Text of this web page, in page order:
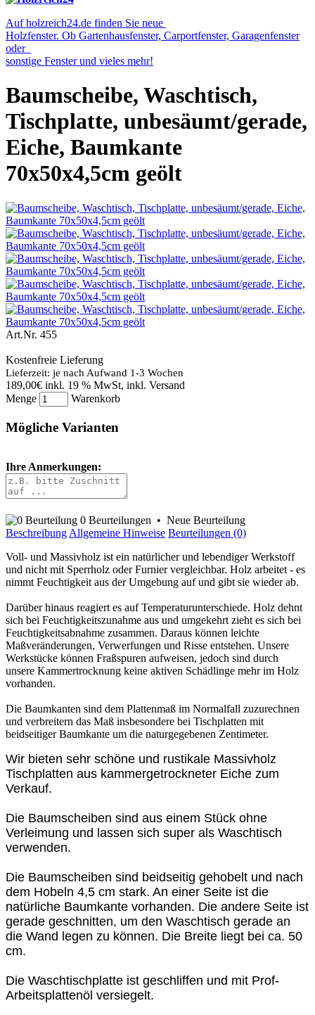
Auf holzreich24.de finden Sie neue
Holzfenster. Ob Gartenhausfenster, Carportfenster, Garagenfenster
oder
sonstige Fenster und vieles mehr!
Baumscheibe, Waschtisch,
Tischplatte, unbesäumt/gerade,
Eiche, Baumkante
70x50x4,5cm geölt
Art.Nr. 455
Kostenfreie Lieferung
Lieferzeit: je nach Aufwand 1-3 Wochen
189,00€ inkl. 19 % MwSt, inkl. Versand
Menge
Warenkorb
Mögliche Varianten
Ihre Anmerkungen:
0 Beurteilungen • Neue Beurteilung
Beschreibung Allgemeine Hinweise Beurteilungen (0)
Voll- und Massivholz ist ein natürlicher und lebendiger Werkstoff
und nicht mit Sperrholz oder Furnier vergleichbar. Holz arbeitet - es
nimmt Feuchtigkeit aus der Umgebung auf und gibt sie wieder ab.
Darüber hinaus reagiert es auf Temperaturunterschiede. Holz dehnt
sich bei Feuchtigkeitszunahme aus und umgekehrt zieht es sich bei
Feuchtigkeitsabnahme zusammen. Daraus können leichte
Maßveränderungen, Verwerfungen und Risse entstehen. Unsere
Werkstücke können Fraßspuren aufweisen, jedoch sind durch
unsere Kammertrocknung keine aktiven Schädlinge mehr im Holz
vorhanden.
Die Baumkanten sind dem Plattenmaß im Normalfall zuzurechnen
und verbreitern das Maß insbesondere bei Tischplatten mit
beidseitiger Baumkante um die naturgegebenen Zentimeter.
Wir bieten sehr schöne und rustikale Massivholz
Tischplatten aus kammergetrockneter Eiche zum
Verkauf.
Die Baumscheiben sind aus einem Stück ohne
Verleimung und lassen sich super als Waschtisch
verwenden.
Die Baumscheiben sind beidseitig gehobelt und nach
dem Hobeln 4,5 cm stark. An einer Seite ist die
natürliche Baumkante vorhanden. Die andere Seite ist
gerade geschnitten, um den Waschtisch gerade an
die Wand legen zu können. Die Breite liegt bei ca. 50
cm.
Die Waschtischplatte ist geschliffen und mit Prof-
Arbeitsplattenöl versiegelt.